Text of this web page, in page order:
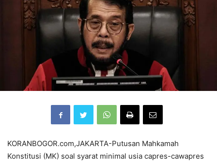
KORANBOGOR.com,JAKARTA-Putusan Mahkamah
Konstitusi (MK) soal syarat minimal usia capres-cawapres